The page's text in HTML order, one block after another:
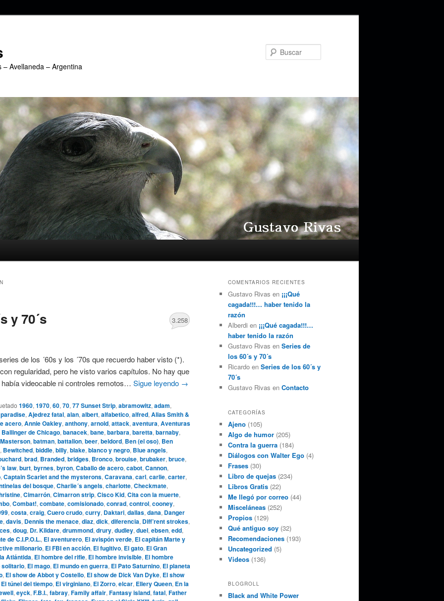
Avellaneda – Argentina
y 70´s 3.258
de los ´60s y los ´70s que recuerdo haber visto (*).
regularidad, pero he visto varios capítulos. No hay que
videocable ni controles remotos… Sigue leyendo →
1960, 1970, 60, 70, 77 Sunset Strip, abramowitz, adam,
, Ajedrez fatal, alan, albert, alfabetico, alfred, Alias Smith &
acero, Annie Oakley, anthony, arnold, attack, aventura, Aventuras
Ballinger de Chicago, banacek, bane, barbara, baretta, barnaby,
, batman, battalion, beer, beldord, Ben (el oso), Ben
, Bewitched, biddle, billy, blake, blanco y negro, Blue angels,
, brad, Branded, bridges, Bronco, brouise, brubaker, bruce,
law, burt, byrnes, byron, Caballo de acero, cabot, Cannon,
, Captain Scarlet and the mysterons, Caravana, carl, carlie, carter,
del bosque, Charlie´s angels, charlotte, Checkmate,
, Cimarrón, Cimarron strip, Cisco Kid, Cita con la muerte,
, Combat!, combate, comisionado, conrad, control, cooney,
, costa, craig, Cuero crudo, curry, Daktari, dallas, dana, Danger
, davis, Dennis the menace, diaz, dick, diferencia, Diff’rent strokes,
, doug, Dr. Kildare, drummond, drury, dudley, duel, ebsen, edd,
de C.I.P.O.L., El aventurero, El avispón verde, El capitán Marte y
millonario, El FBI en acción, El fugitivo, El gato, El Gran
Atlántida, El hombre del rifle, El hombre invisible, El hombre
solitario, El mago, El mundo en guerra, El Pato Saturnino, El planeta
, El show de Abbot y Costello, El show de Dick Van Dyke, El show
El túnel del tiempo, El virginiano, El Zorro, elcar, Ellery Queen, En la
, eyck, F.B.I., fabray, Family affair, Fantasy island, fatal, Father
COMENTARIOS RECIENTES
Gustavo Rivas en ¡¡¡Qué
cagada!!!… haber tenido la
razón
Alberdi en ¡¡¡Qué cagada!!!…
haber tenido la razón
Gustavo Rivas en Series de
los 60´s y 70´s
Ricardo en Series de los 60´s y
70´s
Gustavo Rivas en Contacto
CATEGORÍAS
Ajeno (105)
Algo de humor (205)
Contra la guerra (184)
Diálogos con Walter Ego (4)
Frases (30)
Libro de quejas (234)
Libros Gratis (22)
Me llegó por correo (44)
Misceláneas (252)
Propios (129)
Qué antiguo soy (32)
Recomendaciones (193)
Uncategorized (5)
Videos (136)
BLOGROLL
Black and White Power